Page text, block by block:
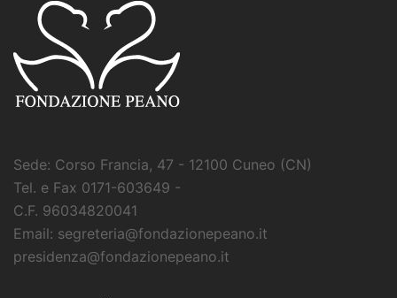
Sede: Corso Francia, 47 - 12100 Cuneo (CN)
Tel. e Fax 0171-603649 -
C.F. 96034820041
Email: segreteria@fondazionepeano.it
presidenza@fondazionepeano.it